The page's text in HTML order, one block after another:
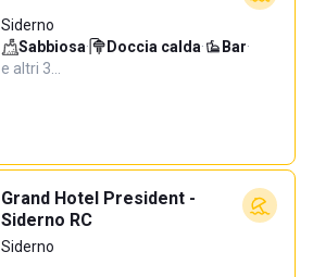
Siderno
Sabbiosa· Doccia calda· Bar·
e altri 3…
Grand Hotel President -
Siderno RC
Siderno